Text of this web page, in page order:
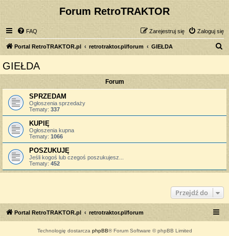
Forum RetroTRAKTOR
FAQ Zaloguj się
Zarejestruj się
Portal RetroTRAKTOR.pl retrotraktor.pl/forum GIEŁDA
GIEŁDA
Forum
SPRZEDAM
Ogłoszenia sprzedaży
Tematy: 337
KUPIĘ
Ogłoszenia kupna
Tematy: 1066
POSZUKUJĘ
Jeśli kogoś lub czegoś poszukujesz...
Tematy: 452
Przejdź do
Portal RetroTRAKTOR.pl retrotraktor.pl/forum
Technologię dostarcza phpBB® Forum Software © phpBB Limited